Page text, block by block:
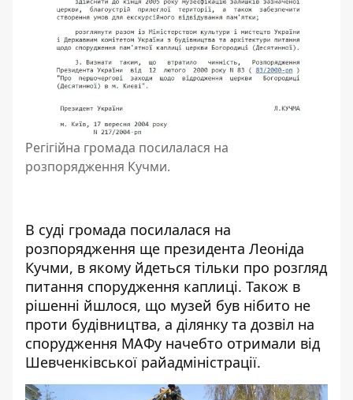
Регігійна громада посилалася на
розпорядження Кучми.
В суді громада посилалася на
розпорядження ще президента Леоніда
Кучми, в якому йдеться тільки про розгляд
питання спорудження каплиці. Також в
рішенні йшлося, що музей був нібито не
проти будівництва, а ділянку та дозвіл на
спорудження МАФу начебто отримали від
Шевченківської райадміністрації.